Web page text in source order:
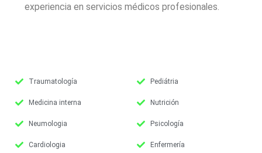
experiencia en servicios médicos profesionales.
Traumatología
Medicina interna
Neumologia
Cardiologia
Pediátria
Nutrición
Psicología
Enfermería